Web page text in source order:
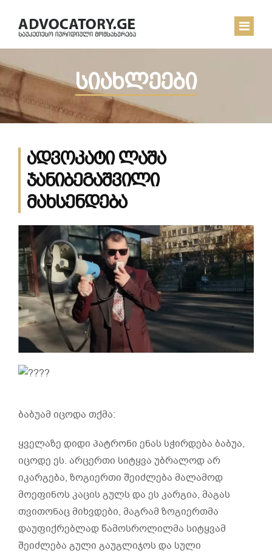
ᲛᲗᲐᲕᲐᲠᲘ
ᲩᲔᲛ ᲨᲔᲡᲐᲮᲔᲑ
ᲙᲝᲜᲢᲐᲥᲢᲘ
სიახლეები
ადვოკატი ლაშა
ჯანიბეგაშვილი
მახსენდება
ბაბუამ იცოდა თქმა:
ყველაზე დიდი პატრონი ენას სჭირდება ბაბუა,
იცოდე ეს. არცერთი სიტყვა უბრალოდ არ
იკარგება, ზოგიერთი შეიძლება მალამოდ
მოეფინოს კაცის გულს და ეს კარგია, მაგას
თვითონაც მიხვდები, მაგრამ ზოგიერთმა
დაუფიქრებლად წამოსროლილმა სიტყვამ
შეიძლება გული გაუგლიჯოს და სული